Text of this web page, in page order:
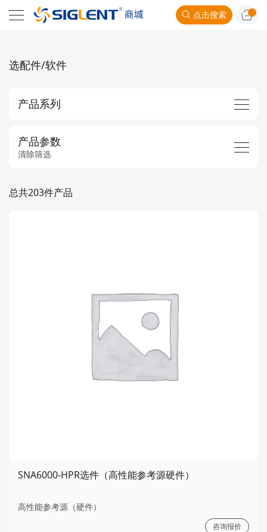
点击搜索
选配件/软件
产品系列
产品参数
清除筛选
总共203件产品
SNA6000-HPR选件（高性能参考源硬件）
高性能参考源（硬件）
咨询报价